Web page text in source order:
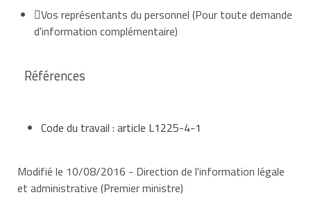
Vos représentants du personnel (Pour toute demande
d'information complémentaire)
Références
Code du travail : article L1225-4-1
Modifié le 10/08/2016 - Direction de l'information légale
et administrative (Premier ministre)